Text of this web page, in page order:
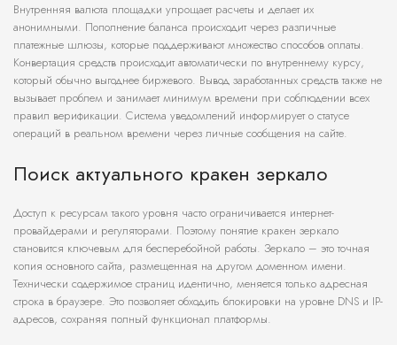
Внутренняя валюта площадки упрощает расчеты и делает их
анонимными. Пополнение баланса происходит через различные
платежные шлюзы, которые поддерживают множество способов оплаты.
Конвертация средств происходит автоматически по внутреннему курсу,
который обычно выгоднее биржевого. Вывод заработанных средств также не
вызывает проблем и занимает минимум времени при соблюдении всех
правил верификации. Система уведомлений информирует о статусе
операций в реальном времени через личные сообщения на сайте.
Поиск актуального кракен зеркало
Доступ к ресурсам такого уровня часто ограничивается интернет-
провайдерами и регуляторами. Поэтому понятие кракен зеркало
становится ключевым для бесперебойной работы. Зеркало – это точная
копия основного сайта, размещенная на другом доменном имени.
Технически содержимое страниц идентично, меняется только адресная
строка в браузере. Это позволяет обходить блокировки на уровне DNS и IP-
адресов, сохраняя полный функционал платформы.